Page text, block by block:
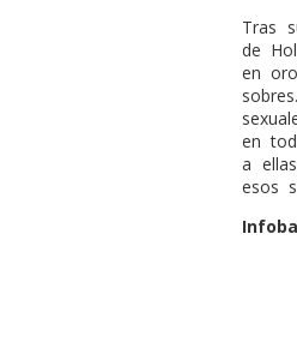
Tras
de
en
en
a
esos